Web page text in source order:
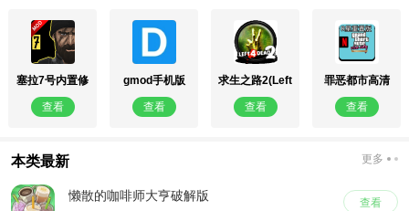
塞拉7号内置修
改器作弊菜单
查看
gmod手机版
查看
求生之路2(Left
4 Dead 2)
查看
罪恶都市高清
重置版手机版
查看
本类最新 更多
查看
懒散的咖啡师大亨破解版